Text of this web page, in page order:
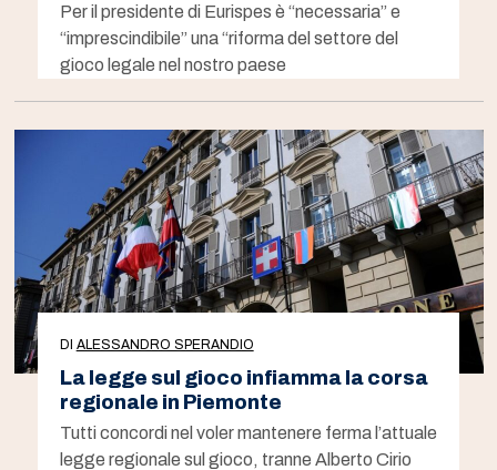
Per il presidente di Eurispes è “necessaria” e
“imprescindibile” una “riforma del settore del
gioco legale nel nostro paese
DI ALESSANDRO SPERANDIO
La legge sul gioco infiamma la corsa
regionale in Piemonte
Tutti concordi nel voler mantenere ferma l’attuale
legge regionale sul gioco, tranne Alberto Cirio